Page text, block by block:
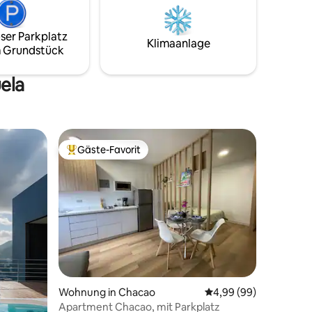
geschlossenen Wohnanlage erreichen.
Übernachte in diesem einzigartigen und
ruhigen Kurzurlaub.
Parkplatz
Grundstück
Klimaanlage
Bewertungen
Beliebter Gäste-Favorit.
Gäste-Favorit
Wohnung in Chacao Durchschnittliche
4,99 (99)
Apartment Chacao, mit Parkplatz